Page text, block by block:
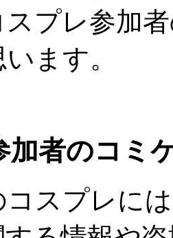
プレ参加
ます。
加者のコミ
スプレに